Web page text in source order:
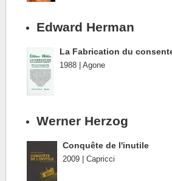
Edward Herman
La Fabrication du
1988 | Agone
Werner Herzog
Conquête de l'inutile
2009 | Capricci